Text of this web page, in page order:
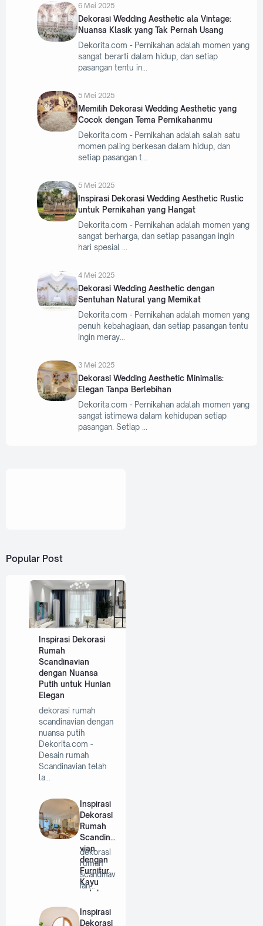
6 Mei 2025
Dekorasi Wedding Aesthetic ala Vintage:
Nuansa Klasik yang Tak Pernah Usang
Dekorita.com - Pernikahan adalah momen yang
sangat berarti dalam hidup, dan setiap
pasangan tentu in
5 Mei 2025
Memilih Dekorasi Wedding Aesthetic yang
Cocok dengan Tema Pernikahanmu
Dekorita.com - Pernikahan adalah salah satu
momen paling berkesan dalam hidup, dan
setiap pasangan t
5 Mei 2025
Inspirasi Dekorasi Wedding Aesthetic Rustic
untuk Pernikahan yang Hangat
Dekorita.com - Pernikahan adalah momen yang
sangat berharga, dan setiap pasangan ingin
hari spesial
4 Mei 2025
Dekorasi Wedding Aesthetic dengan
Sentuhan Natural yang Memikat
Dekorita.com - Pernikahan adalah momen yang
penuh kebahagiaan, dan setiap pasangan tentu
ingin meray
3 Mei 2025
Dekorasi Wedding Aesthetic Minimalis:
Elegan Tanpa Berlebihan
Dekorita.com - Pernikahan adalah momen yang
sangat istimewa dalam kehidupan setiap
pasangan. Setiap
Popular Post
Inspirasi Dekorasi
Rumah
Scandinavian
dengan Nuansa
Putih untuk Hunian
Elegan
dekorasi rumah
scandinavian dengan
nuansa putih
Dekorita.com -
Desain rumah
Scandinavian telah
la…
Inspirasi
Dekorasi
Rumah
Scandina
vian
dengan
Furnitur
Kayu
untuk
Minimalis
dekorasi
rumah
scandinav
ian
furnitur
kayu …
Inspirasi
Dekorasi